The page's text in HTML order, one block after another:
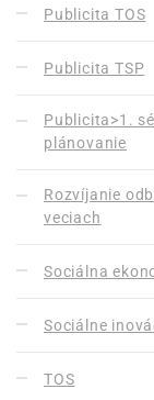
Publicita TOS
Publicita TSP
Publicita>1.
plánovanie
Rozvíjanie
veciach
Sociálna
Sociálne
TOS